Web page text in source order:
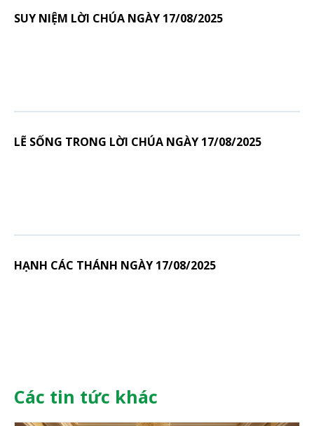
SUY NIỆM LỜI CHÚA NGÀY 17/08/2025
LẼ SỐNG TRONG LỜI CHÚA NGÀY 17/08/2025
HẠNH CÁC THÁNH NGÀY 17/08/2025
Các tin tức khác